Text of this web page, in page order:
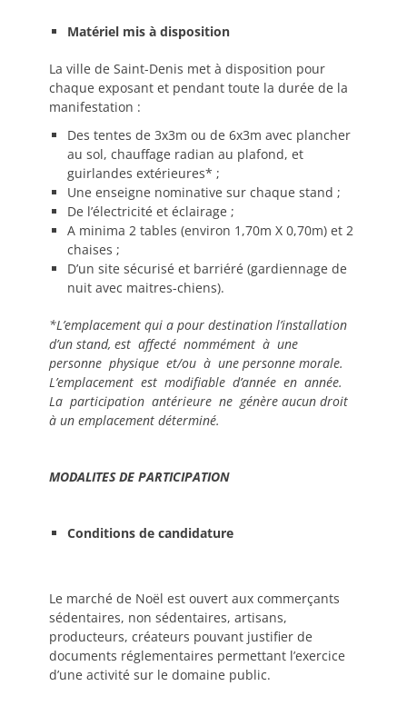
Matériel mis à disposition
La ville de Saint-Denis met à disposition pour
chaque exposant et pendant toute la durée de la
manifestation :
Des tentes de 3x3m ou de 6x3m avec plancher
au sol, chauffage radian au plafond, et
guirlandes extérieures* ;
Une enseigne nominative sur chaque stand ;
De l’électricité et éclairage ;
A minima 2 tables (environ 1,70m X 0,70m) et 2
chaises ;
D’un site sécurisé et barriéré (gardiennage de
nuit avec maitres-chiens).
*L’emplacement qui a pour destination l’installation
d’un stand, est affecté nommément à une
personne physique et/ou à une personne morale.
L’emplacement est modifiable d’année en année.
La participation antérieure ne génère aucun droit
à un emplacement déterminé.
MODALITES DE PARTICIPATION
Conditions de candidature
Le marché de Noël est ouvert aux commerçants
sédentaires, non sédentaires, artisans,
producteurs, créateurs pouvant justifier de
documents réglementaires permettant l’exercice
d’une activité sur le domaine public.